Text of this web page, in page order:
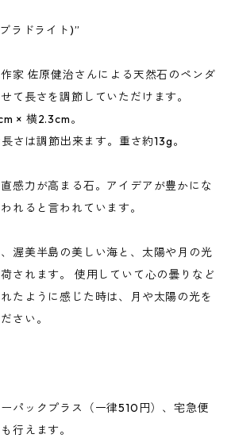
ラドライト)”
家 佐原健治さんによる天然石のペンダ
て長さを調節していただけます。
× 横2.3cm。
は調節出来ます。重さ約13g。
感力が高まる石。アイデアが豊かにな
れると言われています。
渥美半島の美しい海と、太陽や月の光
されます。 使用していて心の曇りなど
たように感じた時は、月や太陽の光を
さい。
パックプラス（一律510円）、宅急便
行えます。